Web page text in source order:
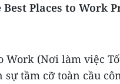
Best Places to Work
Work (Nơi làm việc
sự tầm cỡ toàn cầu